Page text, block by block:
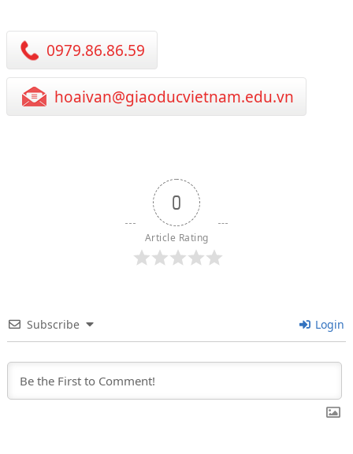
0979.86.86.59
hoaivan@giaoducvietnam.edu.vn
0
Article Rating
Subscribe Login